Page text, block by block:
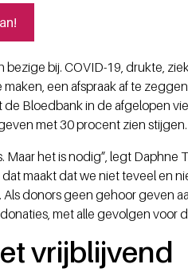
bij. COVID-19, drukte,
een afspraak af te
Bloedbank in de afgelopen
met 30 procent zien stijgen.
Maar het is nodig”, legt
maakt dat we niet teveel en
donors geen gehoor geven
met alle gevolgen voor
vrijblijvend